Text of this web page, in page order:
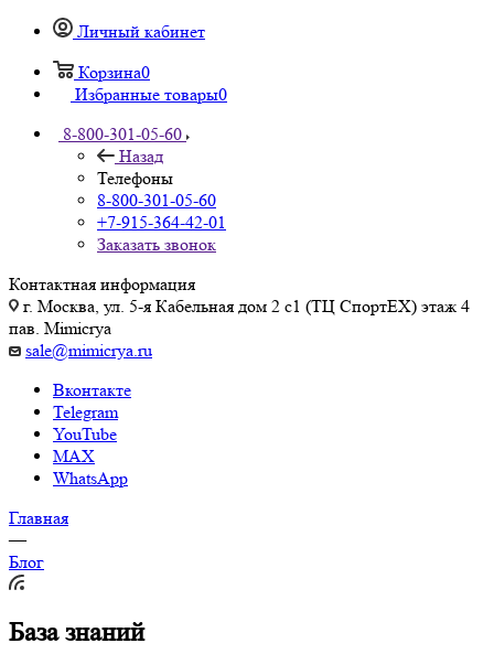
Личный кабинет
Корзина0
Избранные товары0
8-800-301-05-60
Назад
Телефоны
8-800-301-05-60
+7-915-364-42-01
Заказать звонок
Контактная информация
г. Москва, ул. 5-я Кабельная дом 2 с1 (ТЦ СпортEX) этаж 4
пав. Mimicrya
sale@mimicrya.ru
Вконтакте
Telegram
YouTube
MAX
WhatsApp
Главная
—
Блог
База знаний